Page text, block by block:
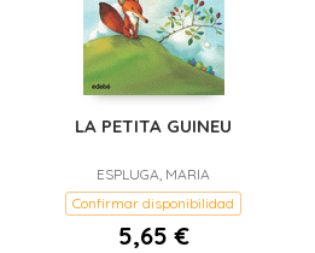
LA PETITA GUINEU
ESPLUGA, MARIA
Confirmar disponibilidad
5,65 €